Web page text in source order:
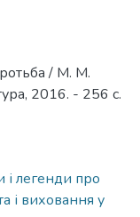
/ M. M.
2016. - 256 с.
і легенди про
і виховання у